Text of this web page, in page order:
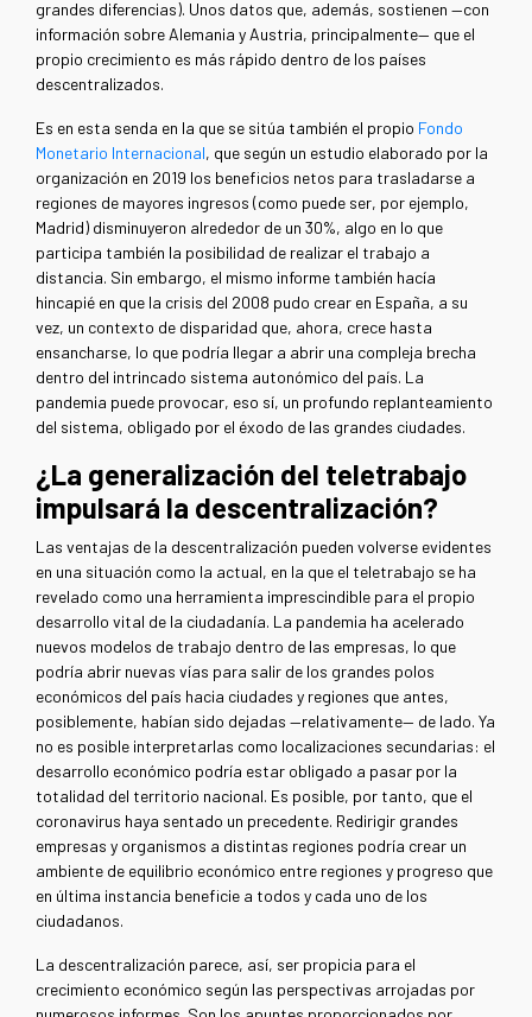
grandes diferencias). Unos datos que, además, sostienen —con
información sobre Alemania y Austria, principalmente— que el
propio crecimiento es más rápido dentro de los países
descentralizados.
Es en esta senda en la que se sitúa también el propio Fondo
Monetario Internacional, que según un estudio elaborado por la
organización en 2019 los beneficios netos para trasladarse a
regiones de mayores ingresos (como puede ser, por ejemplo,
Madrid) disminuyeron alrededor de un 30%, algo en lo que
participa también la posibilidad de realizar el trabajo a
distancia. Sin embargo, el mismo informe también hacía
hincapié en que la crisis del 2008 pudo crear en España, a su
vez, un contexto de disparidad que, ahora, crece hasta
ensancharse, lo que podría llegar a abrir una compleja brecha
dentro del intrincado sistema autonómico del país. La
pandemia puede provocar, eso sí, un profundo replanteamiento
del sistema, obligado por el éxodo de las grandes ciudades.
¿La generalización del teletrabajo
impulsará la descentralización?
Las ventajas de la descentralización pueden volverse evidentes
en una situación como la actual, en la que el teletrabajo se ha
revelado como una herramienta imprescindible para el propio
desarrollo vital de la ciudadanía. La pandemia ha acelerado
nuevos modelos de trabajo dentro de las empresas, lo que
podría abrir nuevas vías para salir de los grandes polos
económicos del país hacia ciudades y regiones que antes,
posiblemente, habían sido dejadas —relativamente— de lado. Ya
no es posible interpretarlas como localizaciones secundarias: el
desarrollo económico podría estar obligado a pasar por la
totalidad del territorio nacional. Es posible, por tanto, que el
coronavirus haya sentado un precedente. Redirigir grandes
empresas y organismos a distintas regiones podría crear un
ambiente de equilibrio económico entre regiones y progreso que
en última instancia beneficie a todos y cada uno de los
ciudadanos.
La descentralización parece, así, ser propicia para el
crecimiento económico según las perspectivas arrojadas por